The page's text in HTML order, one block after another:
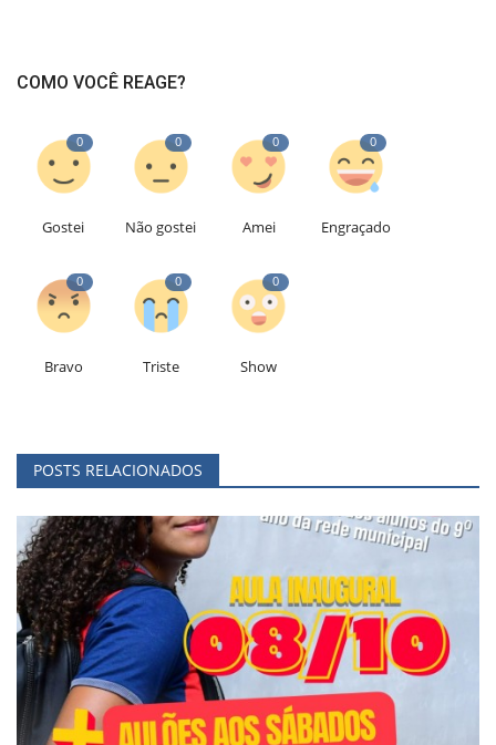
COMO VOCÊ REAGE?
0
Gostei
0
Não gostei
0
Amei
0
Engraçado
0
Bravo
0
Triste
0
Show
POSTS RELACIONADOS